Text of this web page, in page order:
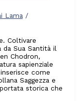
Lama /
Coltivare
Sua Santità il
Chodron,
sapienziale
come
Saggezza e
storica che